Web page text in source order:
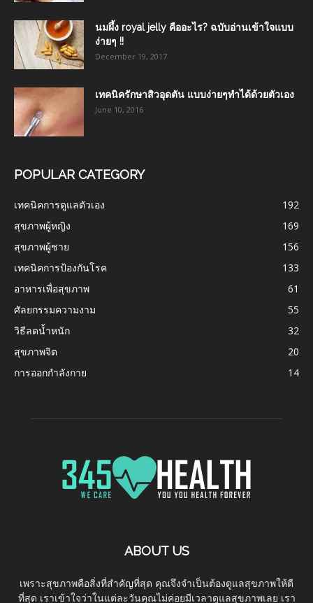
นมผึ้ง royal jelly คืออะไร? ฉบับอ่านเข้าใจแบบ
ง่ายๆ !!
December 19, 2017
เทคนิครักษาสิวอุดตัน แบบง่ายๆทำได้ด้วยตัวเอง
June 10, 2016
POPULAR CATEGORY
เทคนิคการดูแลตัวเอง
192
สุขภาพผู้หญิง
169
สุขภาพผู้ชาย
156
เทคนิคการป้องกันโรค
133
อาหารเพื่อสุขภาพ
61
ศัลยกรรมความงาม
55
วิธีลดน้ำหนัก
32
สุขภาพจิต
20
การออกกำลังกาย
14
ABOUT US
เพราะสุขภาพคือสิ่งที่สำคัญที่สุด คุณจึงจำเป็นต้องดูแลสุขภาพให้ดี
ที่สุด เราเข้าใจว่าในแต่ละวันคุณไม่ค่อยมีเวลาดูแลสุขภาพเลย เรา